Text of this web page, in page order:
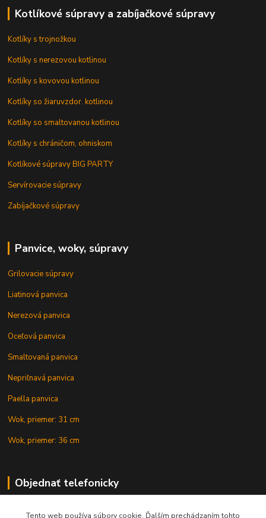
Kotlíkové súpravy a zabíjačkové súpravy
Kotlíky s trojnožkou
Kotlíky s nerezovou kotlinou
Kotlíky s kovovou kotlinou
Kotlíky so žiaruvzdor. kotlinou
Kotlíky so smaltovanou kotlinou
Kotlíky s chráničom, ohniskom
Kotlíkové súpravy BIG PARTY
Servírovacie súpravy
Zabíjačkové súpravy
Panvice, woky, súpravy
Grilovacie súpravy
Liatinová panvica
Nerezová panvica
Oceľová panvica
Smaltovaná panvica
Nepriľnavá panvica
Paella panvica
Wok, priemer: 31 cm
Wok, priemer: 36 cm
Objednať telefonicky
Tento web používa súbory cookie. Ďalším prechádzaním tohto